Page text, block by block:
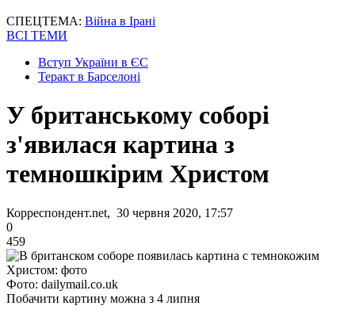
СПЕЦТЕМА: Війна в Ірані
ВСІ ТЕМИ
Вступ України в ЄС
Теракт в Барселоні
У британському соборі
з'явилася картина з
темношкірим Христом
Корреспондент.net, 30 червня 2020, 17:57
0
459
Фото: dailymail.co.uk
Побачити картину можна з 4 липня